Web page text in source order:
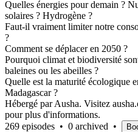
Quelles énergies pour demain ?
solaires ? Hydrogène ?
Faut-il vraiment limiter notre
?
Comment se déplacer en 2050 ?
Pourquoi climat et biodiversité
baleines ou les abeilles ?
Quelle est la maturité écologique
Madagascar ?
Hébergé par Ausha. Visitez
pour plus d'informations.
269 episodes • 0 archived •